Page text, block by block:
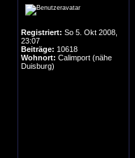
Registriert: So 5. Okt 2008,
23:07
Beiträge: 10618
Wohnort: Calimport (nähe
Duisburg)